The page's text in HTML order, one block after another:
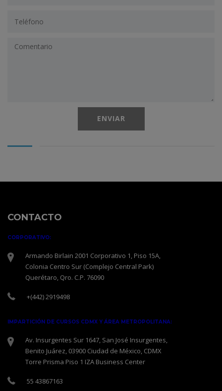
CONTACTO
CORPORATIVO:
Armando Birlain 2001 Corporativo 1, Piso 15A,
Colonia Centro Sur (Complejo Central Park)
Querétaro, Qro. C.P. 76090
+(442) 2919498
IMPARTICIÓN DE CURSOS CDMX Y ÁREA METROPOLITANA:
Av. Insurgentes Sur 1647, San José Insurgentes,
Benito Juárez, 03900 Ciudad de México, CDMX
Torre Prisma Piso 1 IZA Business Center
55 43867163